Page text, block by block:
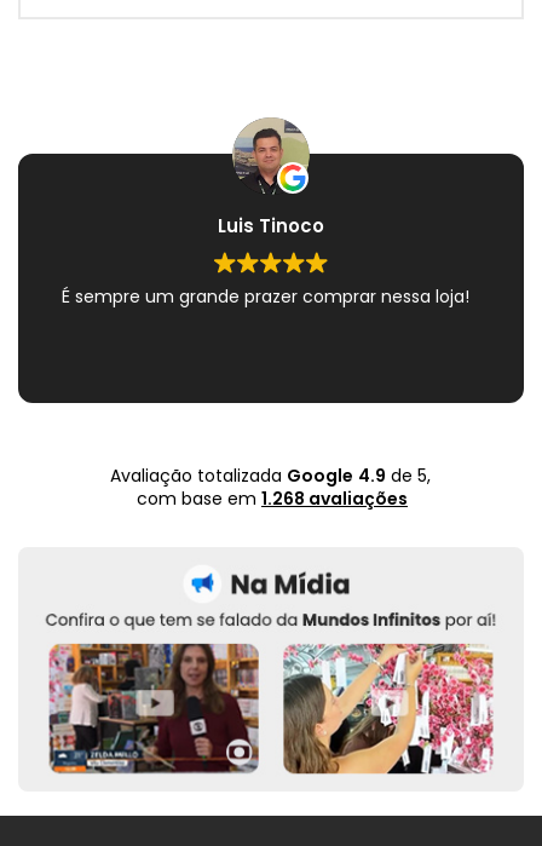
Luis Tinoco
É sempre um grande prazer comprar nessa loja!
Avaliação totalizada Google 4.9 de 5,
com base em 1.268 avaliações